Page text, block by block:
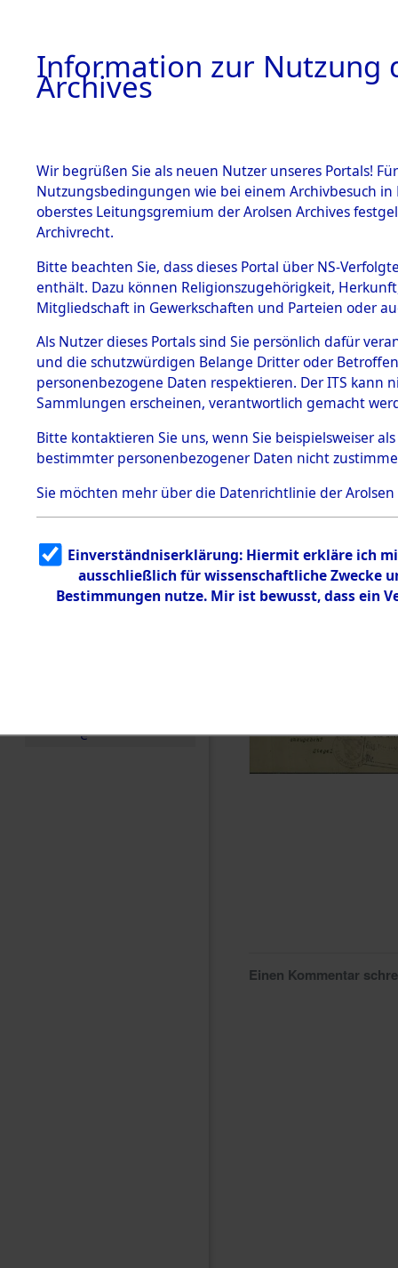
BESTÄNDE
1.
mente
5. Verschiedenes
5.3
Todesmärsche
5.3.1 Alliierte
Erhebungen
zu
Todesmärsch
en
5.3.2
g
5.3.3
Todesmärsch
e
von
Toter aus
Ort ihrer
0001
Einen Kommentar
Information zur Nutzung
Archives
Wir begrüßen Sie als neuen Nutzer unseres Portals!
Nutzungsbedingungen wie bei einem Archivbesuch
oberstes Leitungsgremium der Arolsen Archives
Archivrecht.
Bitte beachten Sie, dass dieses Portal über NS-
enthält. Dazu können Religionszugehörigkeit,
Mitgliedschaft in Gewerkschaften und Parteien oder
Als Nutzer dieses Portals sind Sie persönlich dafür
und die schutzwürdigen Belange Dritter oder
personenbezogene Daten respektieren. Der ITS
Sammlungen erscheinen, verantwortlich gemacht
Bitte kontaktieren Sie uns, wenn Sie beispielsweiser
bestimmter personenbezogener Daten nicht
Sie möchten mehr über die Datenrichtlinie der Arolsen
Einverständniserklärung: Hiermit erkläre ich
ausschließlich für wissenschaftliche Zwecke
Bestimmungen nutze. Mir ist bewusst, dass ein